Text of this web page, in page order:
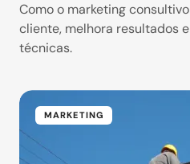
Como o marketing
cliente, melhora resultados
técnicas.
MARKETING